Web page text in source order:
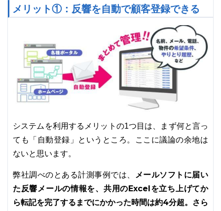
メリット①：反響を自動で顧客登録できる
システムを利用するメリットの1つ目は、まず何と言っ
ても「自動登録」というところ。ここに議論の余地は
ないと思います。
弊社調べのとある計測事例では、 メールソフトに届い
た反響メールの情報を、共用のExcelを立ち上げてか
ら転記を完了するまでにかかった時間は約4分超。さら